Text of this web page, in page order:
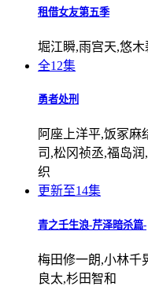
租借女友第五季
堀江瞬,雨宫天,悠
全12集
勇者处刑
阿座上洋平,饭冢麻
司,松冈祯丞,福岛
织
更新至14集
青之壬生浪-芹泽暗杀篇-
梅田修一朗,小林千
良太,杉田智和